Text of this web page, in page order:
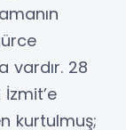
vardır. 28
kurtulmuş;